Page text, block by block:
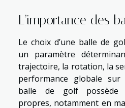
L’importance des
Le choix d’une balle de
un paramètre
trajectoire, la rotation, la
performance globale sur
balle de golf possède
propres, notamment en